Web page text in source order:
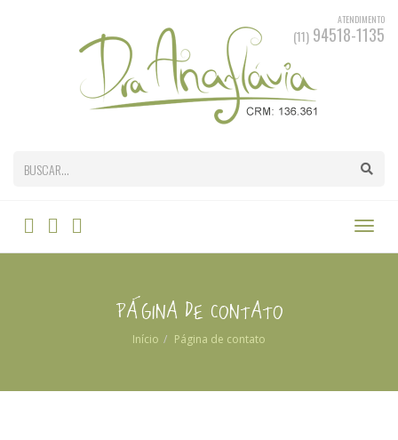
ATENDIMENTO
(11) 94518-1135
Página de contato
Início Página de contato